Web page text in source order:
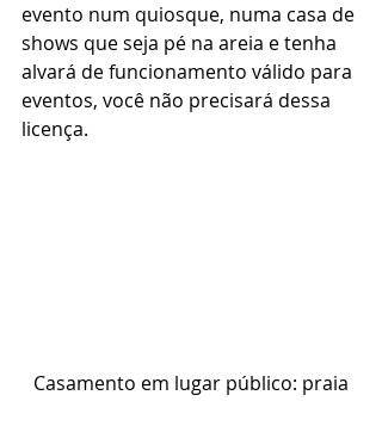
evento num quiosque, numa casa de
shows que seja pé na areia e tenha
alvará de funcionamento válido para
eventos, você não precisará dessa
licença.
Casamento em lugar público: praia